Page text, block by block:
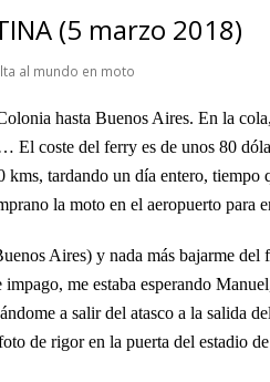
(5 marzo 2018)
al mundo en moto
hasta Buenos Aires. En la
El coste del ferry es de unos 80
kms, tardando un día entero, tiempo
la moto en el aeropuerto para
Aires) y nada más bajarme del
me estaba esperando
a salir del atasco a la salida
de rigor en la puerta del estadio